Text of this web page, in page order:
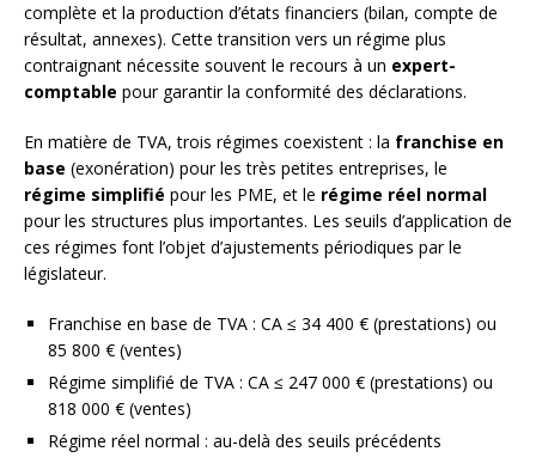
complète et la production d’états financiers (bilan, compte de
résultat, annexes). Cette transition vers un régime plus
contraignant nécessite souvent le recours à un expert-
comptable pour garantir la conformité des déclarations.
En matière de TVA, trois régimes coexistent : la franchise en
base (exonération) pour les très petites entreprises, le
régime simplifié pour les PME, et le régime réel normal
pour les structures plus importantes. Les seuils d’application de
ces régimes font l’objet d’ajustements périodiques par le
législateur.
Franchise en base de TVA : CA ≤ 34 400 € (prestations) ou
85 800 € (ventes)
Régime simplifié de TVA : CA ≤ 247 000 € (prestations) ou
818 000 € (ventes)
Régime réel normal : au-delà des seuils précédents